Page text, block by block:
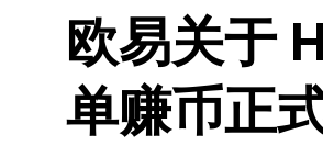
欧易关于
单赚币正